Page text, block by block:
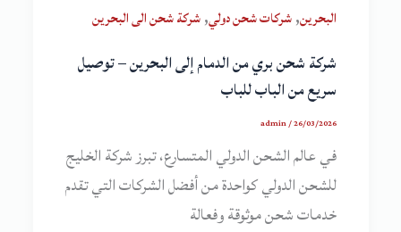
البحرين,شركات شحن دولي,شركة شحن الى البحرين
شركة شحن بري من الدمام إلى البحرين – توصيل
سريع من الباب للباب
admin/26/03/2026
في عالم الشحن الدولي المتسارع، تبرز شركة الخليج
للشحن الدولي كواحدة من أفضل الشركات التي تقدم
خدمات شحن موثوقة وفعالة